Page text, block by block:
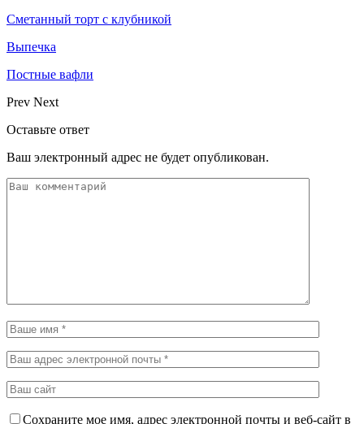
Сметанный торт с клубникой
Выпечка
Постные вафли
Prev Next
Оставьте ответ
Ваш электронный адрес не будет опубликован.
Сохраните мое имя, адрес электронной почты и веб-сайт в